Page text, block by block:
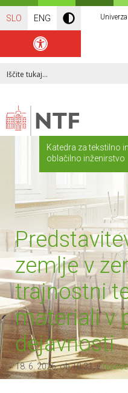
SLO ENG
Katedra za tekstilno in
oblačilno inženirstvo
zemlje v
trajnostni
materiali v
dejavnosti
18. 6. 2026, ob 10.31, vnovice